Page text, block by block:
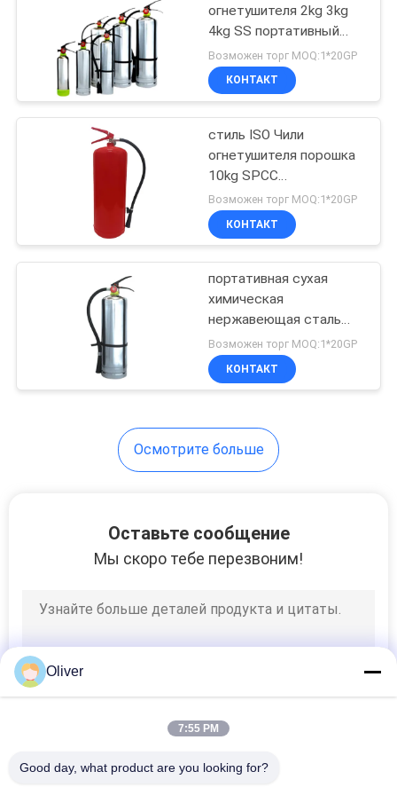
Безшовный
стальной баллон
10
Алюминиевый
газовый баллон
Пожарный рукав и
соединение
Вьюрок
пожарного рукава
и шкаф гасителя
огнетушителя 2kg 3kg
4kg SS портативный
для автомобиля 3kg
Возможен торг MOQ:1*20GP
КОНТАКТ
стиль ISO Чили
огнетушителя порошка
10kg SPCC
портативный сухой
Возможен торг MOQ:1*20GP
КОНТАКТ
портативная сухая
химическая
нержавеющая сталь
огнетушителя 304
порошка 4kg
Возможен торг MOQ:1*20GP
КОНТАКТ
Осмотрите больше
Оставьте сообщение
Мы скоро тебе перезвоним!
Oliver
7:55 PM
Good day, what product are you looking for?